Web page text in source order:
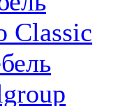
Classic